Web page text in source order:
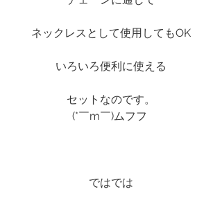
ネックレスとして使用してもOK
いろいろ便利に使える
セットなのです。
(*￣m￣)ムフフ
ではでは